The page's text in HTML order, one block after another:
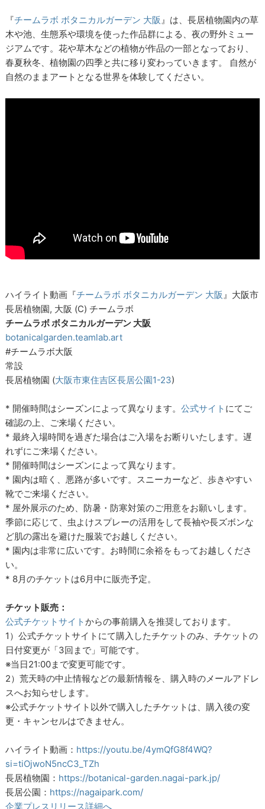
『チームラボ ボタニカルガーデン 大阪 』は、長居植物園内の草
木や池、生態系や環境を使った作品群による、夜の野外ミュー
ジアムです。花や草木などの植物が作品の一部となっており、
春夏秋冬、植物園の四季と共に移り変わっていきます。 自然が
自然のままアートとなる世界を体験してください。
ハイライト動画『チームラボ ボタニカルガーデン 大阪 』大阪市
長居植物園, 大阪 (C)︎ チームラボ
チームラボ ボタニカルガーデン 大阪
botanicalgarden.teamlab.art
#チームラボ大阪
常設
長居植物園 (大阪市東住吉区長居公園1-23)
* 開催時間はシーズンによって異なります。公式サイト にてご
確認の上、ご来場ください。
* 最終入場時間を過ぎた場合はご入場をお断りいたします。遅
れずにご来場ください。
* 開催時間はシーズンによって異なります。
* 園内は暗く、悪路が多いです。スニーカーなど、歩きやすい
靴でご来場ください。
* 屋外展示のため、防暑・防寒対策のご用意をお願いします。
季節に応じて、虫よけスプレーの活用をして長袖や長ズボンな
ど肌の露出を避けた服装でお越しください。
* 園内は非常に広いです。お時間に余裕をもってお越しくださ
い。
* 8月のチケットは6月中に販売予定。
チケット販売：
公式チケットサイトからの事前購入を推奨しております。
1）公式チケットサイトにて購入したチケットのみ、チケットの
日付変更が「3回まで」可能です。
※当日21:00まで変更可能です。
2）荒天時の中止情報などの最新情報を、購入時のメールアドレ
スへお知らせします。
※公式チケットサイト以外で購入したチケットは、購入後の変
更・キャンセルはできません。
ハイライト動画： https://youtu.be/4ymQfG8f4WQ?
si=tiOjwoN5ncC3_TZh
長居植物園： https://botanical-garden.nagai-park.jp/
長居公園： https://nagaipark.com/
企業プレスリリース詳細へ